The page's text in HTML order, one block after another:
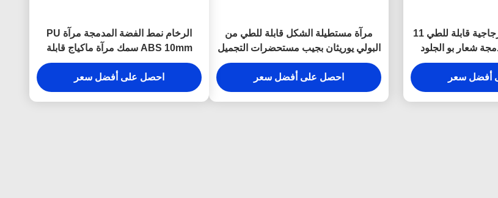
ABS مرآة ماكياج زجاجية قابلة للطي 11
شعار بو الجلود
أفضل سعر
مرآة مستطيلة الشكل قابلة للطي من
البولي يوريثان بجيب مستحضرات التجميل
بسماكة 11 ملم
احصل على أفضل سعر
الرخام نمط الفضة المدمجة مرآة PU
ABS 10mm سمك مرآة ماكياج قابلة
للطي
احصل على أفضل سعر